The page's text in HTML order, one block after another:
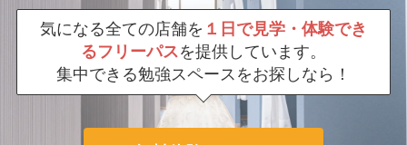
気になる全ての店舗を １日で見学・体験でき
るフリーパスを提供しています。
集中できる勉強スペースをお探しなら！